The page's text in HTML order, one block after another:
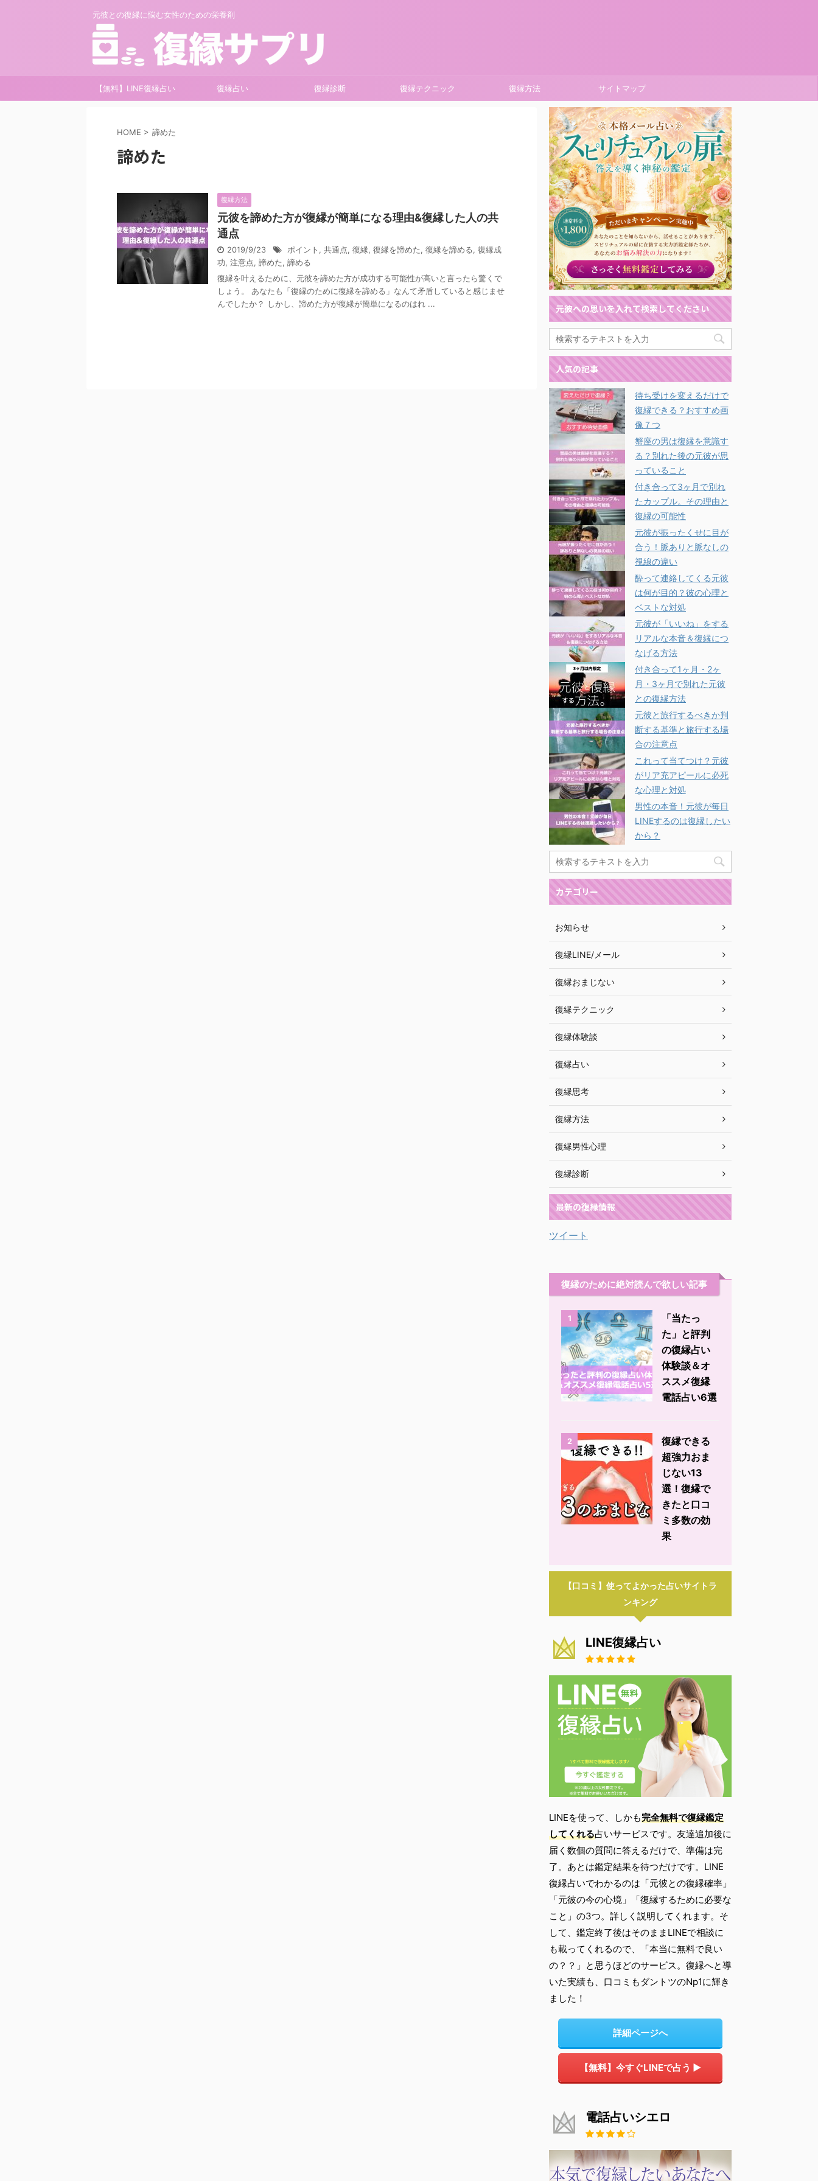
元彼との復縁に悩む女性のための栄養剤
【無料】LINE復縁占い 復縁占い 復縁診断 復縁テクニック 復縁方法 サイトマップ
HOME > 諦めた
諦めた
復縁方法
元彼を諦めた方が復縁が簡単になる理由&復縁した人の共
通点
2019/9/23 ポイント , 共通点, 復縁, 復縁を諦めた, 復縁を諦める, 復縁成
功, 注意点, 諦めた, 諦める
復縁を叶えるために、元彼を諦めた方が成功する可能性が高いと言ったら驚くで
しょう。 あなたも「復縁のために復縁を諦める」なんて矛盾していると感じませ
んでしたか？ しかし、諦めた方が復縁が簡単になるのはれ ...
元彼への思いを入れて検索してください
人気の記事
待ち受けを変えるだけで
復縁できる？おすすめ画
像７つ
蟹座の男は復縁を意識す
る？別れた後の元彼が思
っていること
付き合って3ヶ月で別れ
たカップル。その理由と
復縁の可能性
元彼が振ったくせに目が
合う！脈ありと脈なしの
視線の違い
酔って連絡してくる元彼
は何が目的？彼の心理と
ベストな対処
元彼が「いいね」をする
リアルな本音＆復縁につ
なげる方法
付き合って1ヶ月・2ヶ
月・3ヶ月で別れた元彼
との復縁方法
元彼と旅行するべきか判
断する基準と旅行する場
合の注意点
これって当てつけ？元彼
がリア充アピールに必死
な心理と対処
男性の本音！元彼が毎日
LINEするのは復縁したい
から？
カテゴリー
お知らせ
復縁LINE/メール
復縁おまじない
復縁テクニック
復縁体験談
復縁占い
復縁思考
復縁方法
復縁男性心理
復縁診断
最新の復縁情報
ツイート
復縁のために絶対読んで欲しい記事
1
「当たっ
た」と評判
の復縁占い
体験談＆オ
ススメ復縁
電話占い6選
2
復縁できる
超強力おま
じない13
選！復縁で
きたと口コ
ミ多数の効
果
【口コミ】使ってよかった占いサイトラ
ンキング
LINE復縁占い
LINEを使って、しかも完全無料で復縁鑑定
してくれる占いサービスです。友達追加後に
届く数個の質問に答えるだけで、準備は完
了。あとは鑑定結果を待つだけです。LINE
復縁占いでわかるのは「元彼との復縁確率」
「元彼の今の心境」「復縁するために必要な
こと」の3つ。詳しく説明してくれます。そ
して、鑑定終了後はそのままLINEで相談に
も載ってくれるので、「本当に無料で良い
の？？」と思うほどのサービス。復縁へと導
いた実績も、口コミもダントツのNp1に輝き
ました！
詳細ページへ
【無料】今すぐLINEで占う ▶
電話占いシエロ